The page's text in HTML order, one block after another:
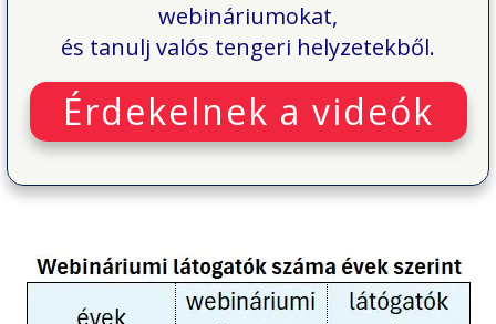
webináriumokat,
és tanulj valós tengeri helyzetekből.
Érdekelnek a videók